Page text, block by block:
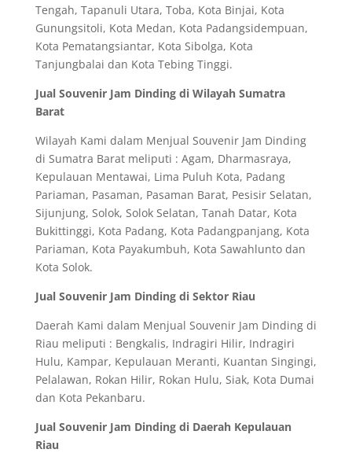
Tengah, Tapanuli Utara, Toba, Kota Binjai, Kota
Gunungsitoli, Kota Medan, Kota Padangsidempuan,
Kota Pematangsiantar, Kota Sibolga, Kota
Tanjungbalai dan Kota Tebing Tinggi.
Jual Souvenir Jam Dinding di Wilayah Sumatra
Barat
Wilayah Kami dalam Menjual Souvenir Jam Dinding
di Sumatra Barat meliputi : Agam, Dharmasraya,
Kepulauan Mentawai, Lima Puluh Kota, Padang
Pariaman, Pasaman, Pasaman Barat, Pesisir Selatan,
Sijunjung, Solok, Solok Selatan, Tanah Datar, Kota
Bukittinggi, Kota Padang, Kota Padangpanjang, Kota
Pariaman, Kota Payakumbuh, Kota Sawahlunto dan
Kota Solok.
Jual Souvenir Jam Dinding di Sektor Riau
Daerah Kami dalam Menjual Souvenir Jam Dinding di
Riau meliputi : Bengkalis, Indragiri Hilir, Indragiri
Hulu, Kampar, Kepulauan Meranti, Kuantan Singingi,
Pelalawan, Rokan Hilir, Rokan Hulu, Siak, Kota Dumai
dan Kota Pekanbaru.
Jual Souvenir Jam Dinding di Daerah Kepulauan
Riau